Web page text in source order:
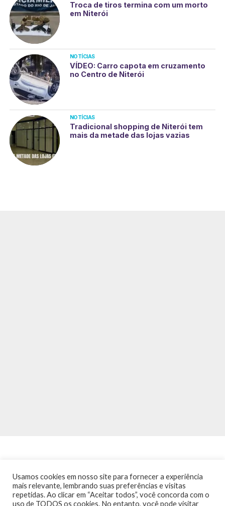
Troca de tiros termina com um morto
em Niterói
NOTÍCIAS
VÍDEO: Carro capota em cruzamento
no Centro de Niterói
NOTÍCIAS
Tradicional shopping de Niterói tem
mais da metade das lojas vazias
INÍCIO NOTÍCIAS AGENDA CONTATO TRÂNSITO NA PONTE
Usamos cookies em nosso site para fornecer a experiência
mais relevante, lembrando suas preferências e visitas
repetidas. Ao clicar em “Aceitar todos”, você concorda com o
uso de TODOS os cookies. No entanto, você pode visitar